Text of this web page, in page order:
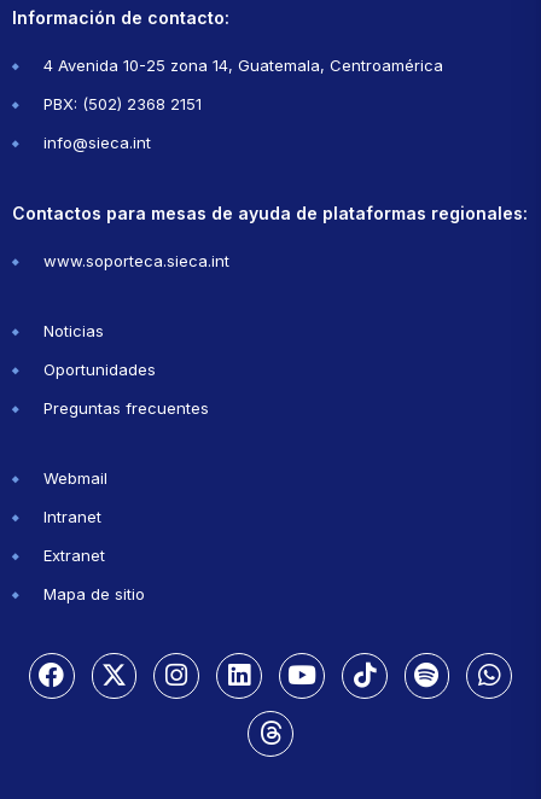
Información de contacto:
4 Avenida 10-25 zona 14, Guatemala, Centroamérica
PBX: (502) 2368 2151
info@sieca.int
Contactos para mesas de ayuda de plataformas regionales:
www.soporteca.sieca.int
Noticias
Oportunidades
Preguntas frecuentes
Webmail
Intranet
Extranet
Mapa de sitio